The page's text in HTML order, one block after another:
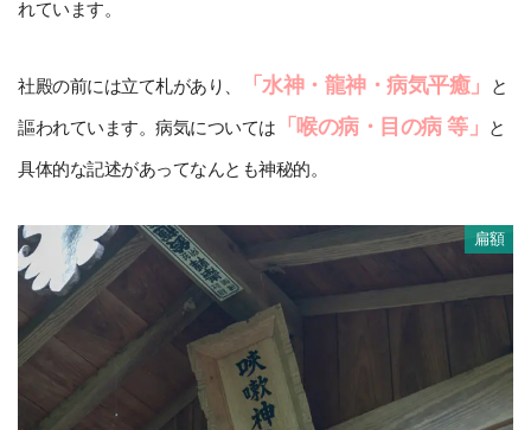
れています。
社殿の前には立て札があり、 「水神・龍神・病気平癒」 と
謳われています。病気については 「喉の病・目の病 等」 と
具体的な記述があってなんとも神秘的。
扁額